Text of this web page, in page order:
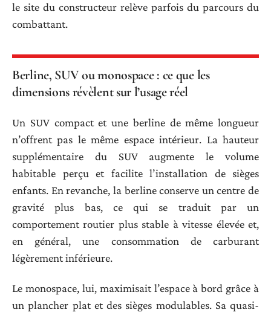
le site du constructeur relève parfois du parcours du
combattant.
Berline, SUV ou monospace : ce que les
dimensions révèlent sur l’usage réel
Un SUV compact et une berline de même longueur
n’offrent pas le même espace intérieur. La hauteur
supplémentaire du SUV augmente le volume
habitable perçu et facilite l’installation de sièges
enfants. En revanche, la berline conserve un centre de
gravité plus bas, ce qui se traduit par un
comportement routier plus stable à vitesse élevée et,
en général, une consommation de carburant
légèrement inférieure.
Le monospace, lui, maximisait l’espace à bord grâce à
un plancher plat et des sièges modulables. Sa quasi-